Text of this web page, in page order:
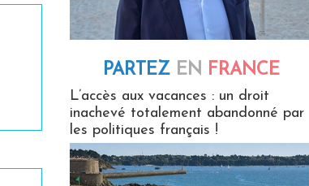
PARTEZ EN FRANCE
L’accès aux vacances : un droit
inachevé totalement abandonné par
les politiques français !